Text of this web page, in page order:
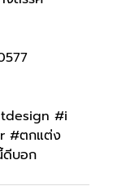
#i
#ตกแต่ง
ดีบอก